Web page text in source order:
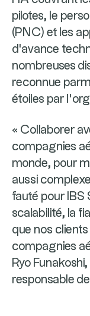
pilotes, le
(PNC) et les
d'avance
nombreuses
reconnue
étoiles par
« Collaborer
compagnies
monde, pour
aussi
fauté pour IBS
scalabilité, la
que nos
compagnies
Ryo
responsable